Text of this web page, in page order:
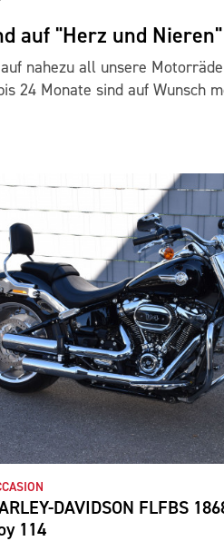
auf "Herz und
nahezu all unsere
24 Monate sind auf Wunsch
DAVIDSON FLFBS
114